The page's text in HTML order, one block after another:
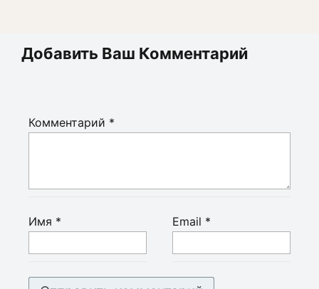
Добавить Ваш Комментарий
Комментарий *
Имя * Email *